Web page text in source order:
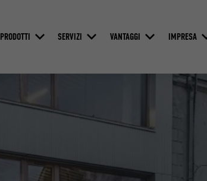
PRODOTTI SERVIZI VANTAGGI IMPRESA